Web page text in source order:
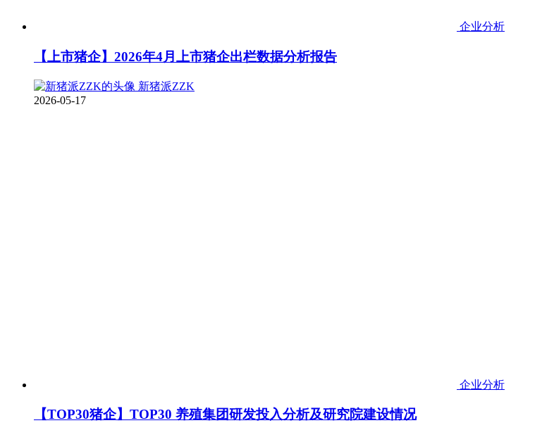
企业分析
【上市猪企】2026年4月上市猪企出栏数据分析报告
新猪派ZZK
2026-05-17
企业分析
【TOP30猪企】TOP30 养殖集团研发投入分析及研究院建设情况